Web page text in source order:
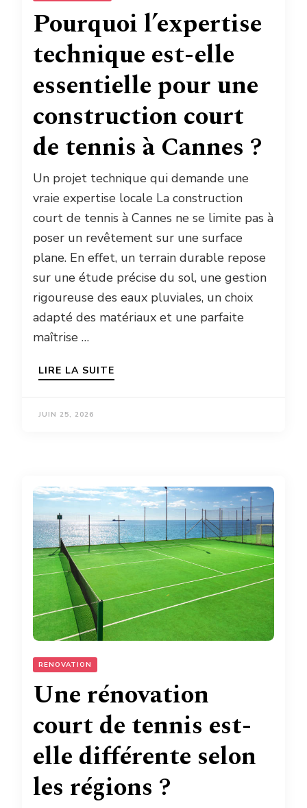
Pourquoi l’expertise
technique est-elle
essentielle pour une
construction court
de tennis à Cannes ?
Un projet technique qui demande une
vraie expertise locale La construction
court de tennis à Cannes ne se limite pas à
poser un revêtement sur une surface
plane. En effet, un terrain durable repose
sur une étude précise du sol, une gestion
rigoureuse des eaux pluviales, un choix
adapté des matériaux et une parfaite
maîtrise …
LIRE LA SUITE
JUIN 25, 2026
RENOVATION
Une rénovation
court de tennis est-
elle différente selon
les régions ?